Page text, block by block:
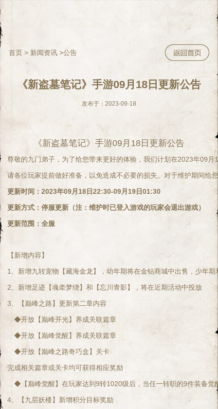
首页> 新闻资讯>公告
《新盗墓笔记》手游09月18日更新公告
发布于：2023-09-18
《新盗墓笔记》手游09月18日更新公告
尊敬的九门弟子，为了给您带来更好的体验，我们计划在2023年09
请各位玩家提前做好准备，以免造成不必要的损失。对于维护期间给
更新时间： 2023年09月18日22:30-09月19日01:30
更新方式：停服更新（注：维护时已登入游戏的玩家会退出游戏）
更新范围：全服
【新增内容】
1、新增九转宠物【藏海金龙】，幼年期将在金钻商城中出售，少年
2、新增足迹【魂牵梦绕】和【忘川青影】，将在近期活动中投放
3、【巅峰之路】更新第二章内容
◆开放【巅峰开光】养成关联篇章
◆开放【巅峰觉醒】养成关联篇章
◆开放【巅峰之路奇巧盒】关卡
完成相关篇章或关卡均可获得相应奖励
◆【巅峰觉醒】在玩家达到9转1020级后，当任一转职的9件装备觉
4、【九层妖楼】新增积分目标奖励